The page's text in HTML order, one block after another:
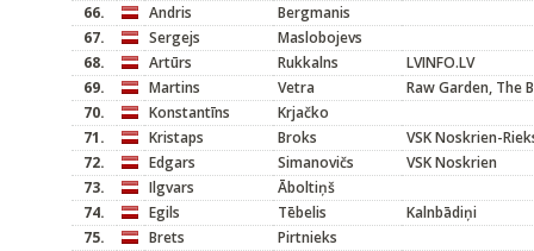
66.
Andris
Bergmanis
67.
Sergejs
Maslobojevs
68.
Artūrs Rukkalns
LVINFO.LV
69.
Martins Vetra
Raw Garden, The
70.
Konstantīns
Krjačko
71.
Kristaps Broks
VSK Noskrien-
72.
Edgars Simanovičs
VSK Noskrien
73.
Ilgvars
Āboltiņš
74.
Egils Tēbelis
Kalnbādiņi
75.
Brets
Pirtnieks